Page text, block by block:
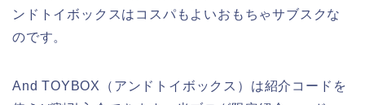
ンドトイボックスはコスパもよいおもちゃサブスクな
のです。
And TOYBOX（アンドトイボックス）は紹介コードを